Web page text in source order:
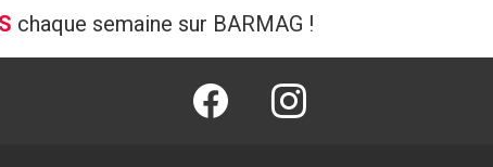
chaque semaine sur BARMAG !
facebook @barmag.fr